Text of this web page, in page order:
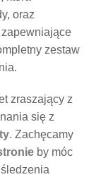
oraz
zapewniające
zestaw
zraszający z
się z
. Zachęcamy
by móc